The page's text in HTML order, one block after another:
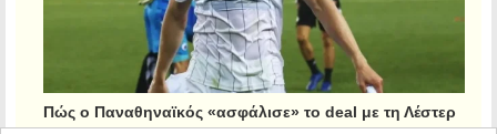
Πώς ο Παναθηναϊκός «ασφάλισε» το deal με τη Λέστερ